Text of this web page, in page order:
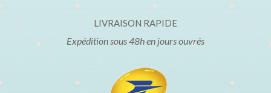
LIVRAISON RAPIDE
Expédition sous 48h en jours ouvrés